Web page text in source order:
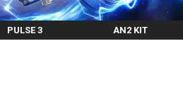
PULSE 3 AN2 KIT